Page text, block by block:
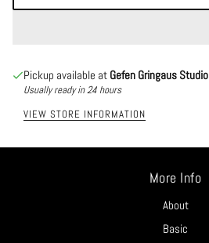
Pickup available at Gefen Gringaus Studio
Usually ready in 24 hours
VIEW STORE INFORMATION
More Info
About
Basic